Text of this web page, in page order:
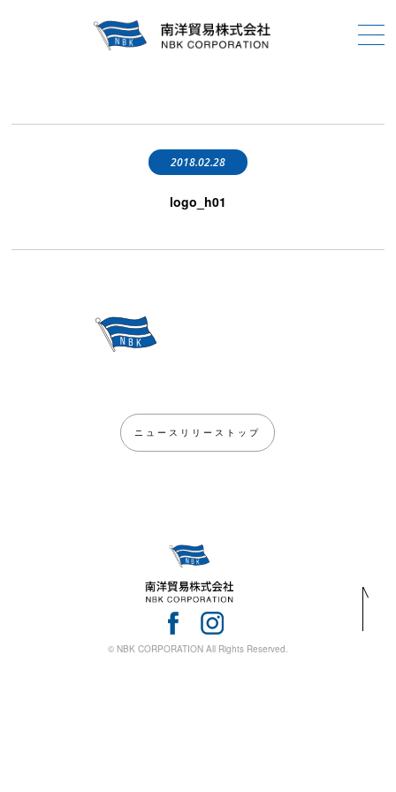
2018.02.28
logo_h01
ニュースリリーストップ
© NBK CORPORATION All Rights Reserved.